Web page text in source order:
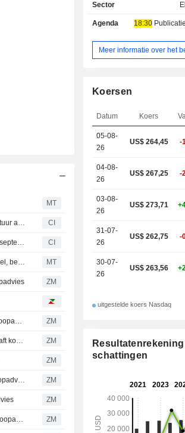
MT
Constellation Energy Corporation kondigt wijzigingen in de raad van bestuur aan CI
Constellation Energy Corporation kondigt dividend aan, betaalbaar op 4 september 2026 CI
Constellation Energy handhaaft kwartaaldividend op $ 0,4265 per aandeel, betaalbaar op 4 september MT
ZM
CONSTELLATION ENERGY CORPORATION : BofA Securities herhaalt koopadvies ZM
CONSTELLATION ENERGY CORPORATION : JPMorgan Chase handhaaft koopadvies ZM
ZM
CONSTELLATION ENERGY CORPORATION : Raymond James geeft koopadvies ZM
ZM
CONSTELLATION ENERGY CORPORATION : TD Cowen ontvangt een koopadvies ZM
Sector
Agenda 18:30Publicatie
Meer informatie over het
Koersen
Datum Koers
05-08-
26
US$ 264,45 -
04-08-
26
US$ 267,25 -
03-08-
26
US$ 273,71
31-07-
26
US$ 262,75 -
30-07-
26
US$ 263,56
uitgestelde koers Nasdaq
Resultatenrekening
schattingen